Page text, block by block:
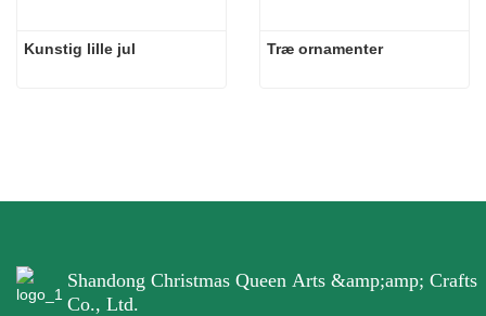
Kunstig lille jul Træ ornamenter
Shandong Christmas Queen Arts &amp;amp; Crafts
Co., Ltd.